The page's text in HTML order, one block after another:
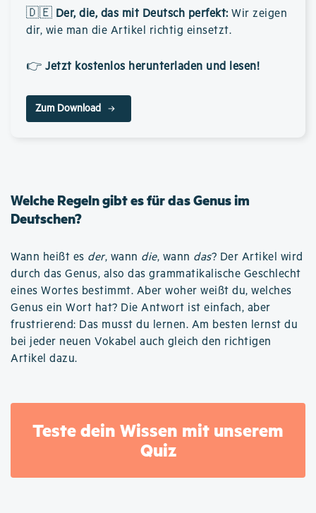
🇩🇪 Der, die, das mit Deutsch perfekt: Wir zeigen
dir, wie man die Artikel richtig einsetzt.
👉 Jetzt kostenlos herunterladen und lesen!
Zum Download
Welche Regeln gibt es für das Genus im
Deutschen?
Wann heißt es der, wann die, wann das? Der Artikel wird
durch das Genus, also das grammatikalische Geschlecht
eines Wortes bestimmt. Aber woher weißt du, welches
Genus ein Wort hat? Die Antwort ist einfach, aber
frustrierend: Das musst du lernen. Am besten lernst du
bei jeder neuen Vokabel auch gleich den richtigen
Artikel dazu.
Teste dein Wissen mit unserem
Quiz